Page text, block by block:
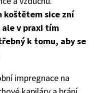
sice zní
v praxi tím
k tomu, aby se
impregnace na